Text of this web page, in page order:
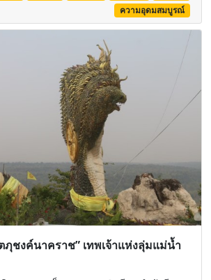
ความอุดมสมบูรณ์
ชงค์นาคราช” เทพเจ้าแห่งลุ่มแม่น้ำ